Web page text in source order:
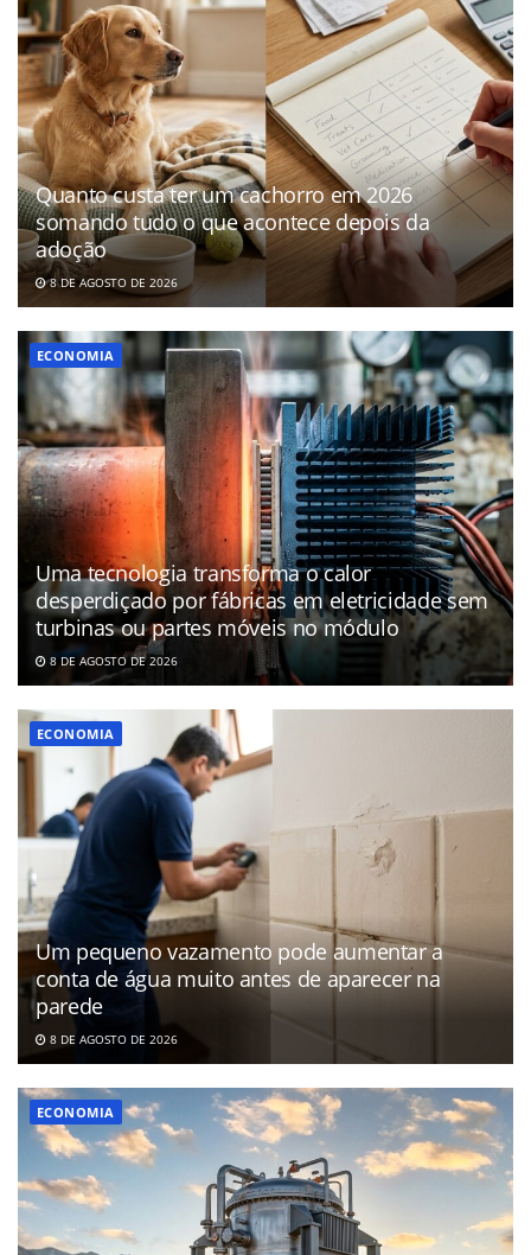
Quanto custa ter um cachorro em 2026
somando tudo o que acontece depois da
adoção
8 DE AGOSTO DE 2026
ECONOMIA
Uma tecnologia transforma o calor
desperdiçado por fábricas em eletricidade sem
turbinas ou partes móveis no módulo
8 DE AGOSTO DE 2026
ECONOMIA
Um pequeno vazamento pode aumentar a
conta de água muito antes de aparecer na
parede
8 DE AGOSTO DE 2026
ECONOMIA